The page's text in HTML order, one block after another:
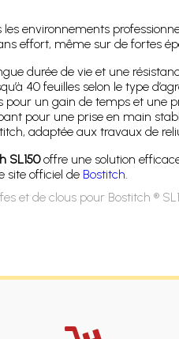
environnements
effort, même sur de fortes
durée de vie et une
40 feuilles selon le type
un gain de temps et une
pour une prise en main
adaptée aux travaux de
SL150offre une solution
site officiel de Bostitch
et de clous pour Bostitch ®